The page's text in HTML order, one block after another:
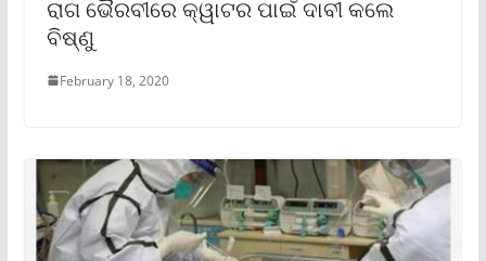
ରାଗ ଭୈରବୀରେ କ୍ୱାଟର ପାଇଁ ଦାବୀ କଲେ
ବିଷ୍ଣୁ
February 18, 2020